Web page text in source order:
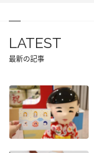
LATEST
最新の記事